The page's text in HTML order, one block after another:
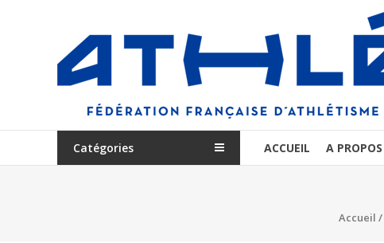
Communication
Clubs
Catégories ACCUEIL A PROPOS
Accueil /